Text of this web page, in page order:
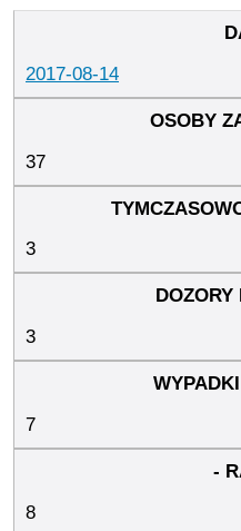
2017-08-14
37
3
3
7
8